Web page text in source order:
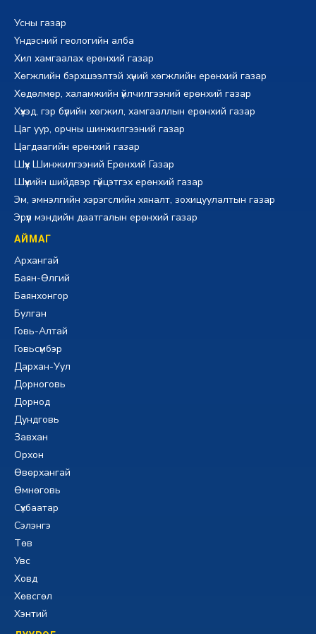
Усны газар
Үндэсний геологийн алба
Хил хамгаалах ерөнхий газар
Хөгжлийн бэрхшээлтэй хүний хөгжлийн ерөнхий газар
Хөдөлмөр, халамжийн үйлчилгээний ерөнхий газар
Хүүхэд, гэр бүлийн хөгжил, хамгааллын ерөнхий газар
Цаг уур, орчны шинжилгээний газар
Цагдаагийн ерөнхий газар
Шүүх Шинжилгээний Ерөнхий Газар
Шүүхийн шийдвэр гүйцэтгэх ерөнхий газар
Эм, эмнэлгийн хэрэгслийн хяналт, зохицуулалтын газар
Эрүүл мэндийн даатгалын ерөнхий газар
АЙМАГ
Архангай
Баян-Өлгий
Баянхонгор
Булган
Говь-Алтай
Говьсүмбэр
Дархан-Уул
Дорноговь
Дорнод
Дундговь
Завхан
Орхон
Өвөрхангай
Өмнөговь
Сүхбаатар
Сэлэнгэ
Төв
Увс
Ховд
Хөвсгөл
Хэнтий